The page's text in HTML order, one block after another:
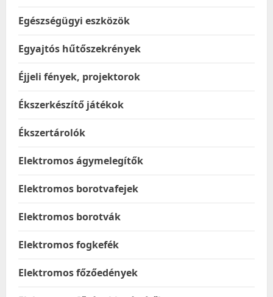
Egészségügyi eszközök
Egyajtós hűtőszekrények
Éjjeli fények, projektorok
Ékszerkészítő játékok
Ékszertárolók
Elektromos ágymelegítők
Elektromos borotvafejek
Elektromos borotvák
Elektromos fogkefék
Elektromos főzőedények